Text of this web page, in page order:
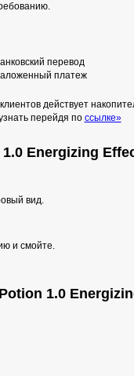
перевод
платеж
действует
перейдя по ссылке»
Energizing
вид.
и смойте.
1.0